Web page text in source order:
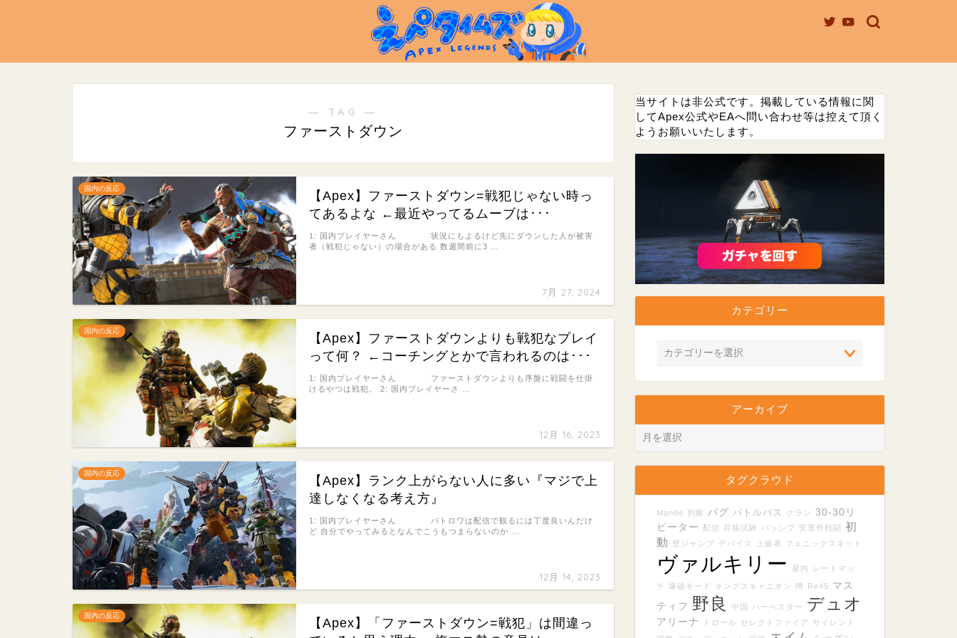
― TAG ―
ファーストダウン
国内の反応
【Apex】ファーストダウン=戦犯じゃない時っ
てあるよな ←最近やってるムーブは･･･
7月 27, 2024
1: 国内プレイヤーさん 状況にもよるけど先にダウンした人が被害
者（戦犯じゃない）の場合がある 数週間前に3 …
国内の反応
【Apex】ファーストダウンよりも戦犯なプレイ
って何？ ←コーチングとかで言われるのは･･･
12月 16, 2023
1: 国内プレイヤーさん ファーストダウンよりも序盤に戦闘を仕掛
けるやつは戦犯。 2: 国内プレイヤーさ …
国内の反応
【Apex】ランク上がらない人に多い『マジで上
達しなくなる考え方』
12月 14, 2023
1: 国内プレイヤーさん バトロワは配信で観るには丁度良いんだけ
ど 自分でやってみるとなんでこうもつまらないのか …
国内の反応
【Apex】「ファーストダウン=戦犯」は間違っ
当サイトは非公式です。掲載している情報に関
してApex公式やEAへ問い合わせ等は控えて頂く
ようお願いいたします。
カテゴリー
アーカイブ
タグクラウド
Mande 判断 バグ バトルパス クラン
30-30リ
ピーター
配信 昇格試験 パッシブ 安置外戦闘
初
動
壁ジャンプ デバイス 上級者 フェニックスキット
ヴァルキリー 屋内 レートマッ
チ 爆破モード キングスキャニオン 噂 Re45 マス
ティフ 野良 中国 ハーベスター デュオ
アリーナ トロール セレクトファイア
サイレント